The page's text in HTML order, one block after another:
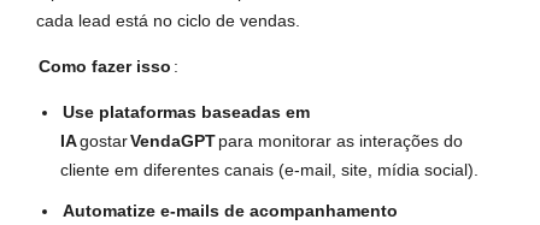
cada lead está no ciclo de vendas.
Como fazer isso :
Use plataformas baseadas em
IAgostarVendaGPTpara monitorar as interações do
cliente em diferentes canais (e-mail, site, mídia social).
Automatize e-mails de acompanhamento